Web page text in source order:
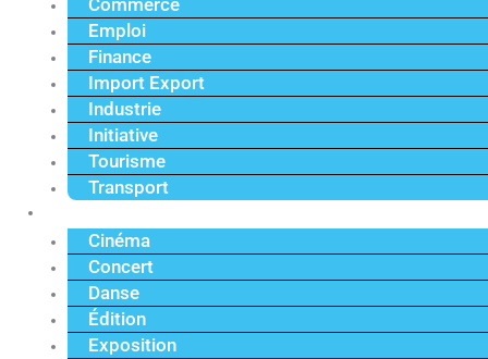
Commerce
Emploi
Finance
Import Export
Industrie
Initiative
Tourisme
Transport
Cinéma
Concert
Danse
Édition
Exposition